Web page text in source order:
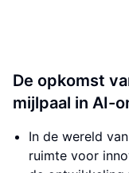
De opkomst
mijlpaal in AI-
In de wereld
ruimte voor